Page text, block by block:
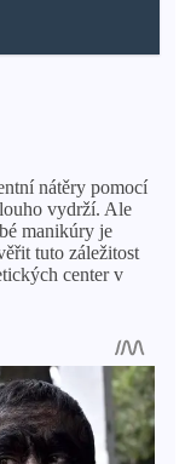
nátěry pomocí
vydrží. Ale
manikúry je
tuto záležitost
center v